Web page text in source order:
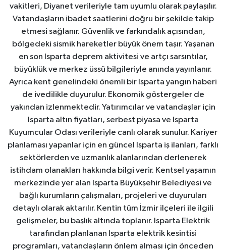
vakitleri, Diyanet verileriyle tam uyumlu olarak paylaşılır.
Vatandaşların ibadet saatlerini doğru bir şekilde takip
etmesi sağlanır. Güvenlik ve farkındalık açısından,
bölgedeki sismik hareketler büyük önem taşır. Yaşanan
en son Isparta deprem aktivitesi ve artçı sarsıntılar,
büyüklük ve merkez üssü bilgileriyle anında yayınlanır.
Ayrıca kent genelindeki önemli bir Isparta yangın haberi
de ivedilikle duyurulur. Ekonomik göstergeler de
yakından izlenmektedir. Yatırımcılar ve vatandaşlar için
Isparta altın fiyatları, serbest piyasa ve Isparta
Kuyumcular Odası verileriyle canlı olarak sunulur. Kariyer
planlaması yapanlar için en güncel Isparta iş ilanları, farklı
sektörlerden ve uzmanlık alanlarından derlenerek
istihdam olanakları hakkında bilgi verir. Kentsel yaşamın
merkezinde yer alan Isparta Büyükşehir Belediyesi ve
bağlı kurumların çalışmaları, projeleri ve duyuruları
detaylı olarak aktarılır. Kentin tüm İzmir ilçeleri ile ilgili
gelişmeler, bu başlık altında toplanır. Isparta Elektrik
tarafından planlanan Isparta elektrik kesintisi
programları, vatandaşların önlem alması için önceden